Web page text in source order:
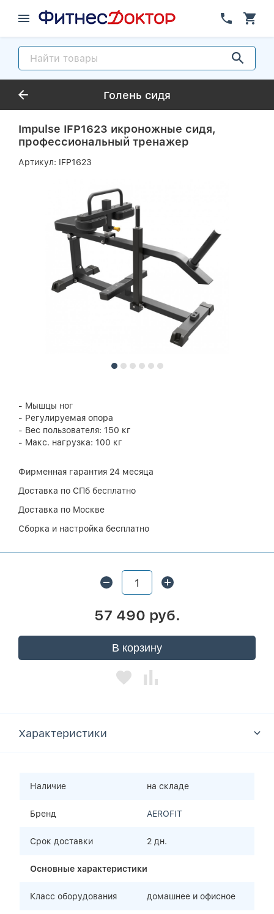
Голень сидя
Impulse IFP1623 икроножные сидя,
профессиональный тренажер
Артикул: IFP1623
- Мышцы ног
- Регулируемая опора
- Вес пользователя: 150 кг
- Макс. нагрузка: 100 кг
Фирменная гарантия 24 месяца
Доставка по СПб бесплатно
Доставка по Москве
Сборка и настройка бесплатно
57 490 руб.
В корзину
Характеристики
Наличие на складе
Бренд AEROFIT
Срок доставки 2 дн.
Основные характеристики
Класс оборудования домашнее и офисное